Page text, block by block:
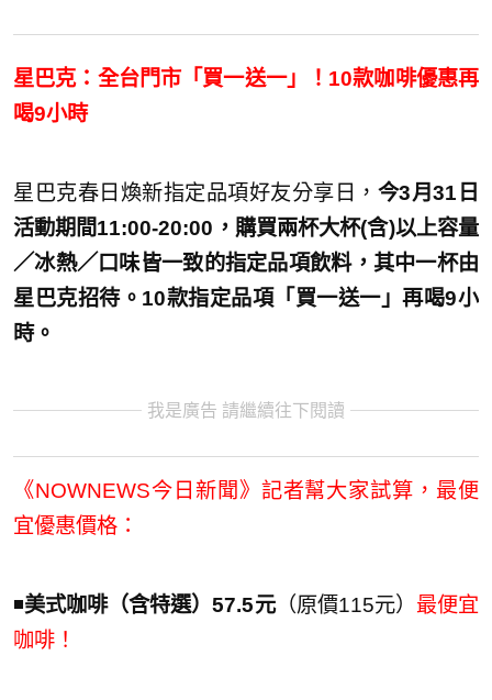
星巴克：全台門市「買一送一」！10款咖啡優惠再
喝9小時
星巴克春日煥新指定品項好友分享日， 今3月31日
活動期間11:00-20:00， 購買兩杯大杯(含)以上容量
／冰熱／口味皆一致的指定品項飲料，其中一杯由
星巴克招待。10款指定品項「買一送一」再喝9小
時。
我是廣告 請繼續往下閱讀
《NOWNEWS今日新聞》記者幫大家試算，最便
宜優惠價格：
◾️美式咖啡（含特選）57.5元（原價115元） 最便宜
咖啡！